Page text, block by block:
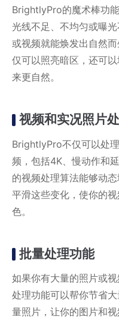
BrightlyPro的魔术棒功
光线不足、不均匀或曝
或视频就能焕发出自然
仅可以照亮暗区，还可
来更自然。
视频和实况照片
BrightlyPro不仅可以处
频，包括4K、慢动作和
的视频处理算法能够动
平滑这些变化，使你的
色。
批量处理功能
如果你有大量的照片或
处理功能可以帮你节省
量照片，让你的图片和视